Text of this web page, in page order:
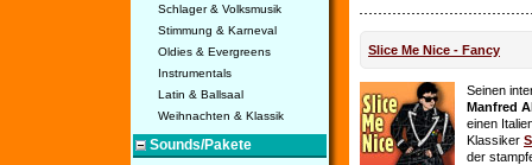
Schlager & Volksmusik
Stimmung & Karneval
Oldies & Evergreens
Instrumentals
Latin & Ballsaal
Weihnachten & Klassik
Sounds/Pakete
Slice Me Nice - Fancy
Seinen
Manfred
einen
Klassiker
der